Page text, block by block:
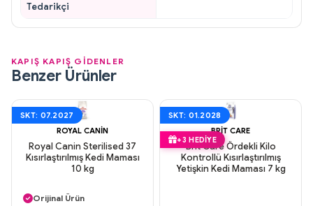
Tedarikçi
KAPIŞ KAPIŞ GİDENLER
Benzer Ürünler
SKT: 07.2027
ROYAL CANIN
Royal Canin Sterilised 37
Kısırlaştırılmış Kedi Maması
10 kg
Orijinal Ürün
SKT: 01.2028
+3 HEDIYE
BRIT CARE
Brit Care Ördekli Kilo
Kontrollü Kısırlaştırılmış
Yetişkin Kedi Maması 7 kg